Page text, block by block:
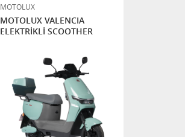
MOTOLUX
MOTOLUX VALENCIA
ELEKTRİKLİ SCOOTHER